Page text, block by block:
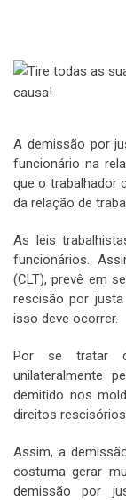
A demissão por
funcionário na
que o trabalhador
da relação de
As leis
funcionários.
(CLT), prevê em
rescisão por
isso deve ocorrer.
Por se tratar
unilateralmente
demitido nos
direitos
Assim, a
costuma gerar
demissão por